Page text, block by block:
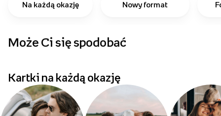
Na każdą okazję Nowy format
Może Ci się spodobać
Kartki na każdą okazję